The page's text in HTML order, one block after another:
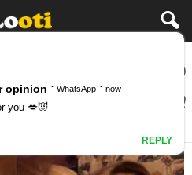
نسخه کامل سکس دختر
پوزیشن های مختلف